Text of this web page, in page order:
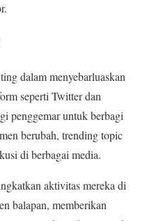
dalam menyebarluaskan
seperti Twitter dan
penggemar untuk berbagi
berubah, trending topic
di berbagai media.
aktivitas mereka di
balapan, memberikan